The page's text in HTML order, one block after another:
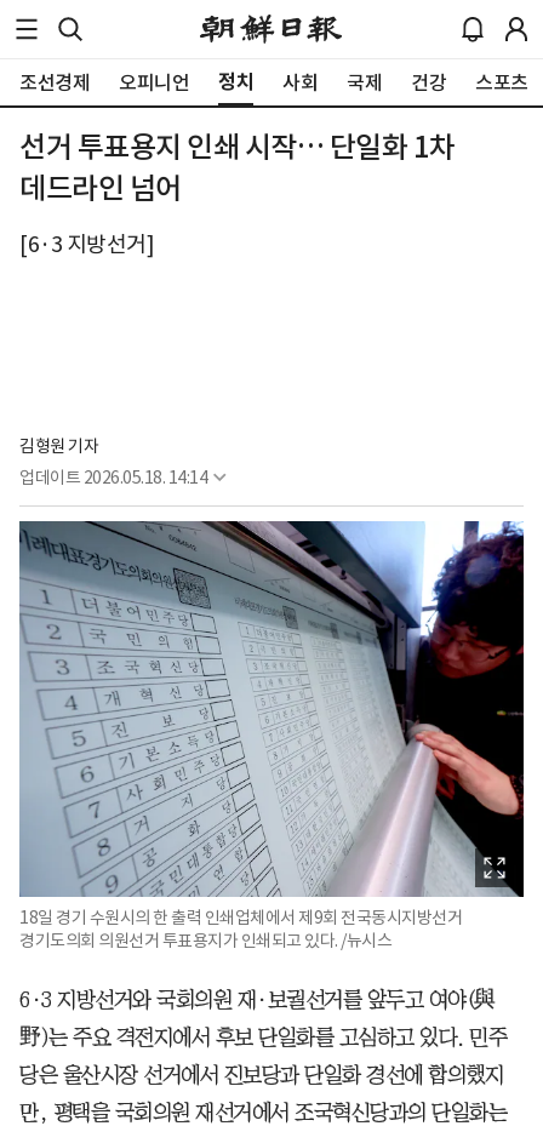
조선경제 오피니언 정치 사회 국제 건강 스포츠
선거 투표용지 인쇄 시작… 단일화 1차
데드라인 넘어
[6·3 지방선거]
김형원 기자
업데이트 2026.05.18. 14:14
18일 경기 수원시의 한 출력 인쇄업체에서 제9회 전국동시지방선거
경기도의회 의원선거 투표용지가 인쇄되고 있다. /뉴시스
6·3 지방선거와 국회의원 재·보궐선거를 앞두고 여야(與
野)는 주요 격전지에서 후보 단일화를 고심하고 있다. 민주
당은 울산시장 선거에서 진보당과 단일화 경선에 합의했지
만, 평택을 국회의원 재선거에서 조국혁신당과의 단일화는